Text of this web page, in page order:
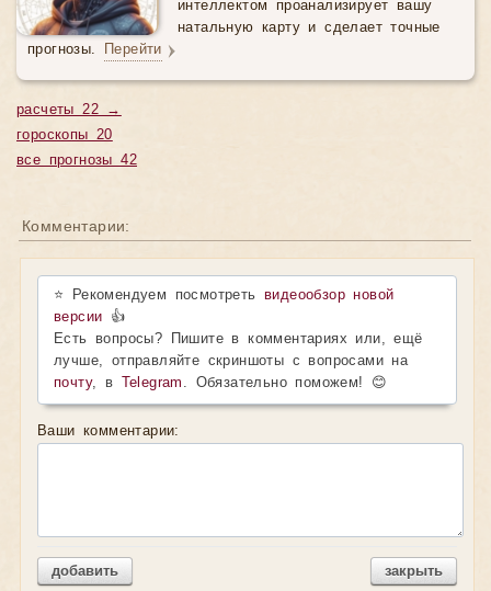
интеллектом проанализирует вашу
натальную карту и сделает точные
прогнозы. Перейти
расчеты 22 →
гороскопы 20
все прогнозы 42
Комментарии:
⭐ Рекомендуем посмотретьвидеообзор новой
версии 👍
Есть вопросы? Пишите в комментариях или, ещё
лучше, отправляйте скриншоты с вопросами на
почту, в Telegram . Обязательно поможем! 😊
Ваши комментарии:
добавить закрыть